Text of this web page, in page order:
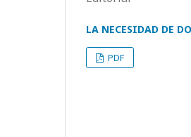
LA NECESIDAD DE
PDF